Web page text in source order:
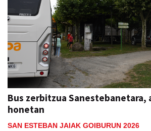
Bus zerbitzua Sanestebanetara,
honetan
SAN ESTEBAN JAIAK GOIBURUN 2026